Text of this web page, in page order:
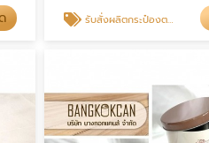
รับสั่งผลิตกระป๋องตามแบบ